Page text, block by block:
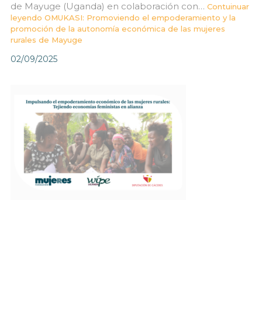
de Mayuge (Uganda) en colaboración con… Contuinuar
leyendo OMUKASI: Promoviendo el empoderamiento y la
promoción de la autonomía económica de las mujeres
rurales de Mayuge
02/09/2025